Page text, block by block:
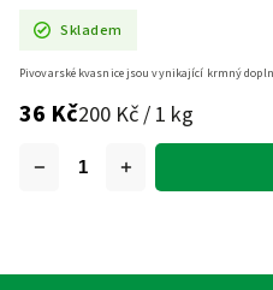
Skladem
36 Kč200 Kč / 1 kg
Pivovarské kvasnice jsou vynikající krmný